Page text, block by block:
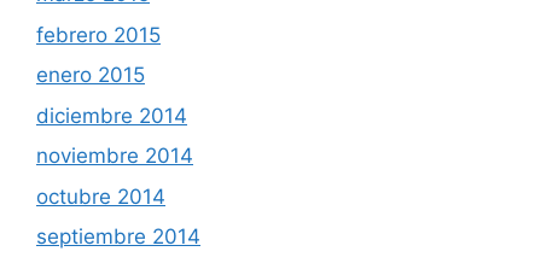
febrero 2015
enero 2015
diciembre 2014
noviembre 2014
octubre 2014
septiembre 2014